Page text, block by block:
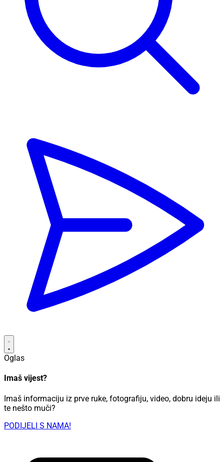
Oglas
Imaš vijest?
Imaš informaciju iz prve ruke, fotografiju, video, dobru ideju ili
te nešto muči?
PODIJELI S NAMA!